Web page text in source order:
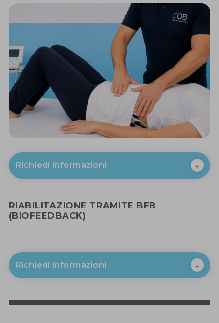
Richiedi informazioni
RIABILITAZIONE TRAMITE BFB
(BIOFEEDBACK)
Richiedi informazioni